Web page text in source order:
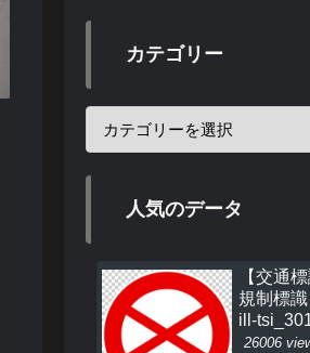
カテゴリー
人気のデータ
【交通
規制標識
ill-
26006